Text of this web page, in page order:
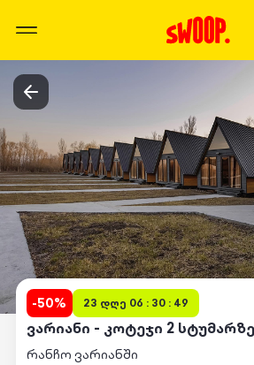
-50% 23 დღე 06 : 30 : 49
ვარიანი - კოტეჯი 2
რანჩო ვარიანში